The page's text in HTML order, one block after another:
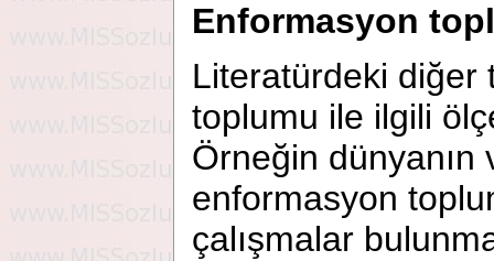
Enformasyon
Literatürdeki diğer
toplumu ile ilgili
Örneğin
enformasyon
çalışmalar